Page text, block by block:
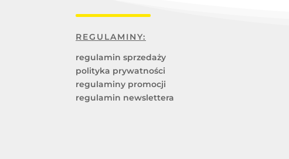
REGULAMINY:
regulamin sprzedaży
polityka prywatności
regulaminy promocji
regulamin newslettera